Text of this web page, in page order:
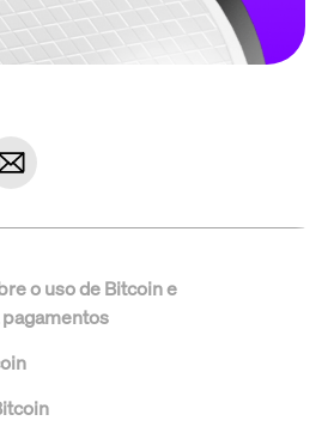
o uso de Bitcoin e